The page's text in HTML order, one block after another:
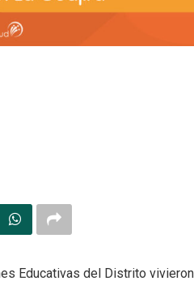
Educativas del Distrito